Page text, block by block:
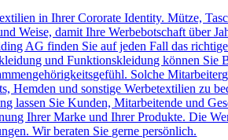
in Ihrer Cororate Identity. Mütze,
Weise, damit Ihre Werbebotschaft über
AG finden Sie auf jeden Fall das
und Funktionskleidung können Sie
Solche
Hemden und sonstige Werbetextilien zu
lassen Sie Kunden, Mitarbeitende und
Ihrer Marke und Ihrer Produkte. Die
Wir beraten Sie gerne persönlich.